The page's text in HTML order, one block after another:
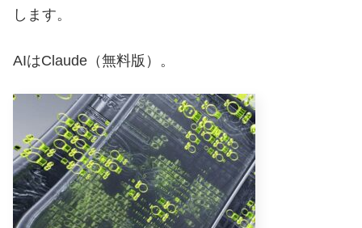
します。
AIはClaude（無料版）。